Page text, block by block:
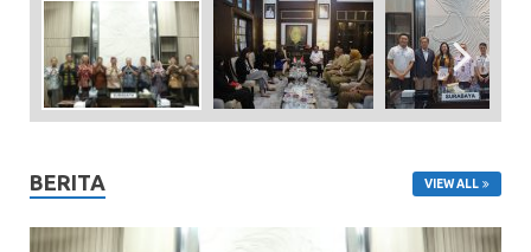
BERITA VIEW ALL